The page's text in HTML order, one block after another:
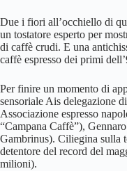
Due i fiori all’occhiello di
un tostatore esperto per
di caffè crudi. E una
caffè espresso dei primi
Per finire un momento di
sensoriale Ais delegazione
Associazione espresso
“Campana Caffè”),
Gambrinus). Ciliegina sulla
detentore del record del
milioni).